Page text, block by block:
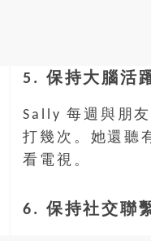
5. 保持大腦活
Sally 每週與朋
打幾次。她還聽
看電視。
6. 保持社交聯